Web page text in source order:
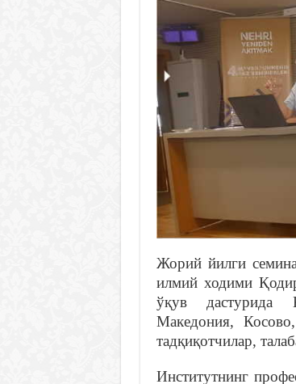
Жорий йилги
илмий ходими
ўқув дастурида
Македония,
тадқиқотчилар,
Институтнинг